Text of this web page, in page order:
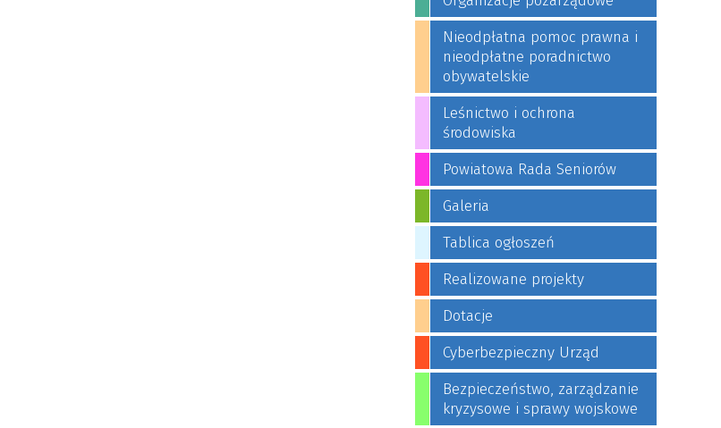
Nieodpłatna pomoc prawna i
nieodpłatne poradnictwo
obywatelskie
Leśnictwo i ochrona
środowiska
Powiatowa Rada Seniorów
Galeria
Tablica ogłoszeń
Realizowane projekty
Dotacje
Cyberbezpieczny Urząd
Bezpieczeństwo, zarządzanie
kryzysowe i sprawy wojskowe